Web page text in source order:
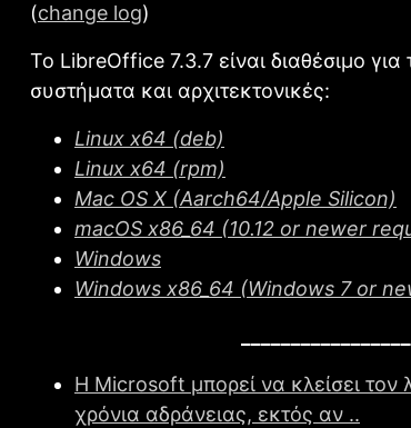
(change log)
Το LibreOffice 7.3.7 είναι διαθέσιμο
συστήματα και αρχιτεκτονικές:
Linux x64 (deb)
Linux x64 (rpm)
Mac OS X (Aarch64/Apple Silicon)
macOS x86_64 (10.12 or newer
Windows
Windows x86_64 (Windows 7 or
Η Microsoft μπορεί να κλείσει
χρόνια αδράνειας, εκτός αν ..